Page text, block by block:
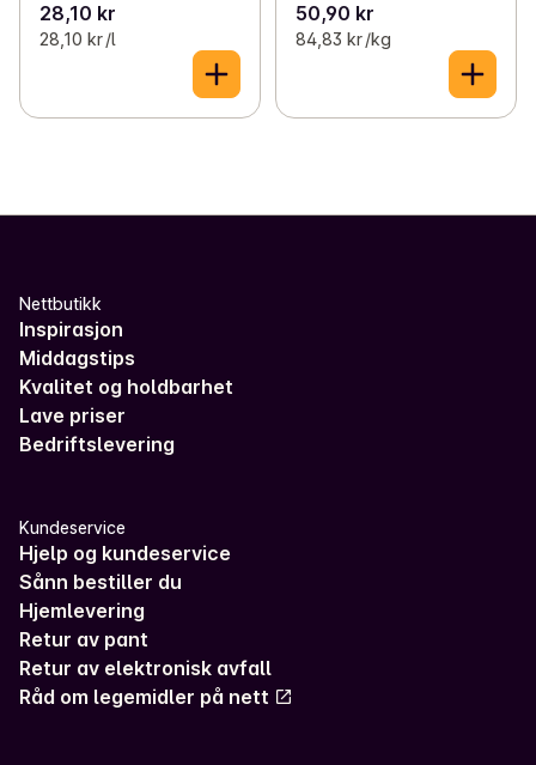
28,10 kr
28,10 kr /l
50,90 kr
84,83 kr /kg
Nettbutikk
Inspirasjon
Middagstips
Kvalitet og holdbarhet
Lave priser
Bedriftslevering
Kundeservice
Hjelp og kundeservice
Sånn bestiller du
Hjemlevering
Retur av pant
Retur av elektronisk avfall
Råd om legemidler på nett